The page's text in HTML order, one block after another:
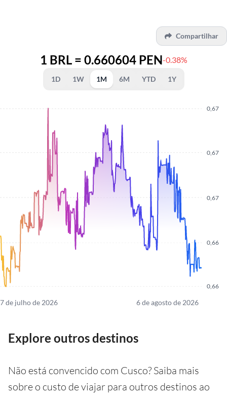
Compartilhar
1 BRL = 0.660604 PEN-0.38%
1D 1W 1M 6M YTD 1Y
0,66
0,66
0,67
0,67
0,67
7 de julho de 2026 6 de agosto de 2026
Explore outros destinos
Não está convencido com Cusco? Saiba mais
sobre o custo de viajar para outros destinos ao